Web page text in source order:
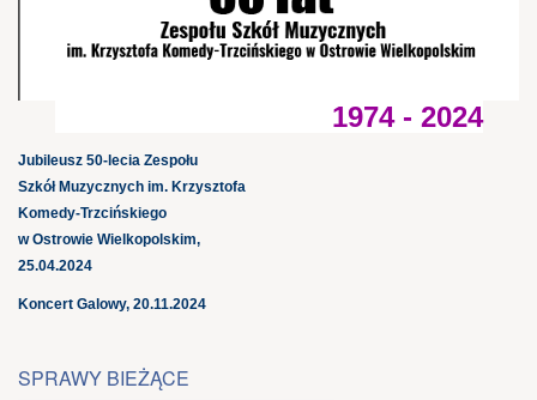
1974 - 2024
Jubileusz 50-lecia Zespołu
Szkół Muzycznych im. Krzysztofa
Komedy-Trzcińskiego
w Ostrowie Wielkopolskim,
25.04.2024
Koncert Galowy, 20.11.2024
SPRAWY BIEŻĄCE